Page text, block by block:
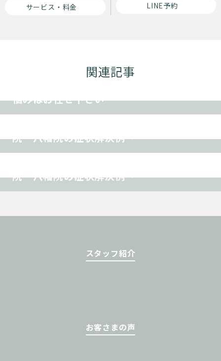
サービス・料金 LINE予約
関連記事
悩みはお任せ下さい
その他
院 八幡院の症状解決例〜
その他
院 八幡院の症状解決例〜
スタッフ紹介
お客さまの声